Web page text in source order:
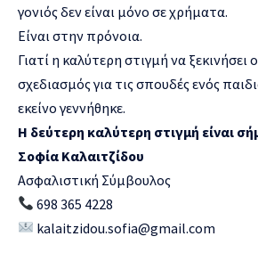
γονιός δεν είναι μόνο σε χρήματα.
Είναι στην πρόνοια.
Γιατί η καλύτερη στιγμή να ξεκινήσει
σχεδιασμός για τις σπουδές ενός
εκείνο γεννήθηκε.
Η δεύτερη καλύτερη στιγμή είναι
Σοφία Καλαιτζίδου
Ασφαλιστική Σύμβουλος
698 365 4228
kalaitzidou.sofia@gmail.com